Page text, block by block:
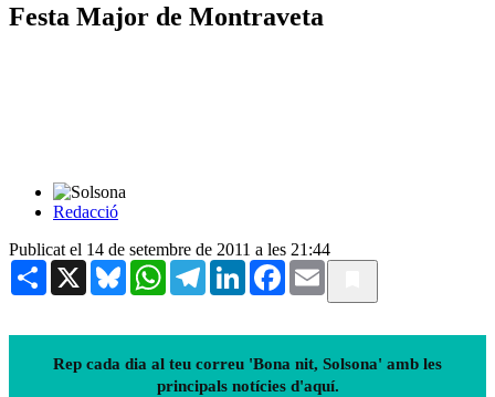
Festa Major de Montraveta
Redacció
Publicat el 14 de setembre de 2011 a les 21:44
Share X BlueskyWhatsAppTelegramLinkedInFacebook
Email
Rep cada dia al teu correu 'Bona nit, Solsona' amb les
principals notícies d'aquí.